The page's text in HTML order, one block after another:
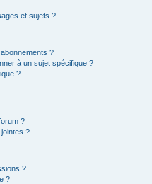
et sujets ?
?
à un sujet spécifique ?
?
?
?
?
?